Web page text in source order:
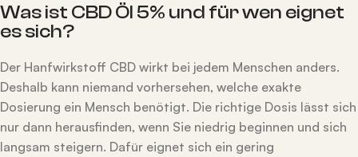
Was ist CBD Öl 5% und für wen eignet
es sich?
Der Hanfwirkstoff CBD wirkt bei jedem Menschen anders.
Deshalb kann niemand vorhersehen, welche exakte
Dosierung ein Mensch benötigt. Die richtige Dosis lässt sich
nur dann herausfinden, wenn Sie niedrig beginnen und sich
langsam steigern. Dafür eignet sich ein gering